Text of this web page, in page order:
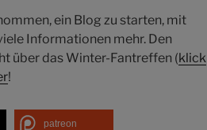
ein Blog zu starten, mit
Informationen mehr. Den
über das Winter-Fantreffen (klick
!
patreon